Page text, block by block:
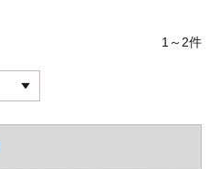
1～2件